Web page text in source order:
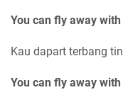
You can fly away
Kau dapart terbang
You can fly away